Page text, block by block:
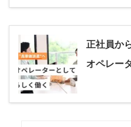
正社員か
オペレー